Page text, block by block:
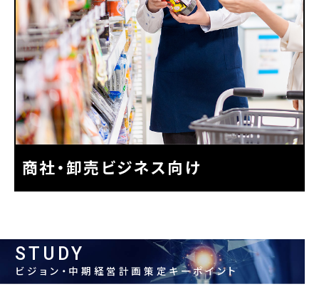
商社・卸売ビジネス向け
STUDY
ビジョン・中期経営計画策定キーポイント